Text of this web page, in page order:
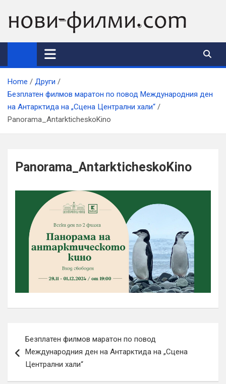
content
Home
Други
Безплатен филмов маратон по повод Международния ден
на Антарктида на „Сцена Централни хали“
Panorama_AntarkticheskoKino
Panorama_AntarkticheskoKino
Безплатен филмов маратон по повод
Международния ден на Антарктида на „Сцена
Централни хали“